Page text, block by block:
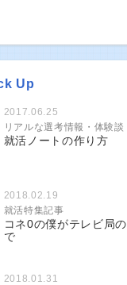
Up
2017.06.25
リアルな選考情報・体験談
就活ノートの作り方
2018.02.19
就活特集記事
コネ0の僕がテレビ局
で
2018.01.31